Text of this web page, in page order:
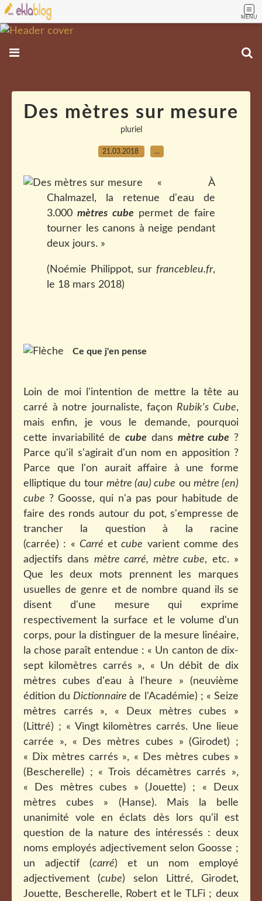
MENU
Des mètres sur mesure
pluriel
21.03.2018 …
« À
Chalmazel, la retenue d'eau de
3.000mètres cubepermet de faire
tourner les canons à neige pendant
deux jours. »
(Noémie Philippot, sur francebleu.fr,
le 18 mars 2018)
Ce que j'en pense
Loin de moi l'intention de mettre la tête au
carré à notre journaliste, façon Rubik's Cube,
mais enfin, je vous le demande, pourquoi
cette invariabilité decube dans mètre cube ?
Parce qu'il s'agirait d'un nom en apposition ?
Parce que l'on aurait affaire à une forme
elliptique du tour mètre (au) cube ou mètre (en)
cube ? Goosse, qui n'a pas pour habitude de
faire des ronds autour du pot, s'empresse de
trancher la question à la racine
(carrée) : « Carré etcube varient comme des
adjectifs dans mètre carré, mètre cube, etc. »
Que les deux mots prennent les marques
usuelles de genre et de nombre quand ils se
disent d'une mesure qui exprime
respectivement la surface et le volume d'un
corps, pour la distinguer de la mesure linéaire,
la chose paraît entendue : « Un canton de dix-
sept kilomètres carrés », « Un débit de dix
mètres cubes d'eau à l'heure » (neuvième
édition du Dictionnairede l'Académie) ; « Seize
mètres carrés », « Deux mètres cubes »
(Littré) ; « Vingt kilomètres carrés. Une lieue
carrée », « Des mètres cubes » (Girodet) ;
« Dix mètres carrés », « Des mètres cubes »
(Bescherelle) ; « Trois décamètres carrés »,
« Des mètres cubes » (Jouette) ; « Deux
mètres cubes » (Hanse). Mais la belle
unanimité vole en éclats dès lors qu'il est
question de la nature des intéressés : deux
noms employés adjectivement selon Goosse ;
un adjectif (carré) et un nom employé
adjectivement (cube) selon Littré, Girodet,
Jouette, Bescherelle, Robert et le TLFi ; deux